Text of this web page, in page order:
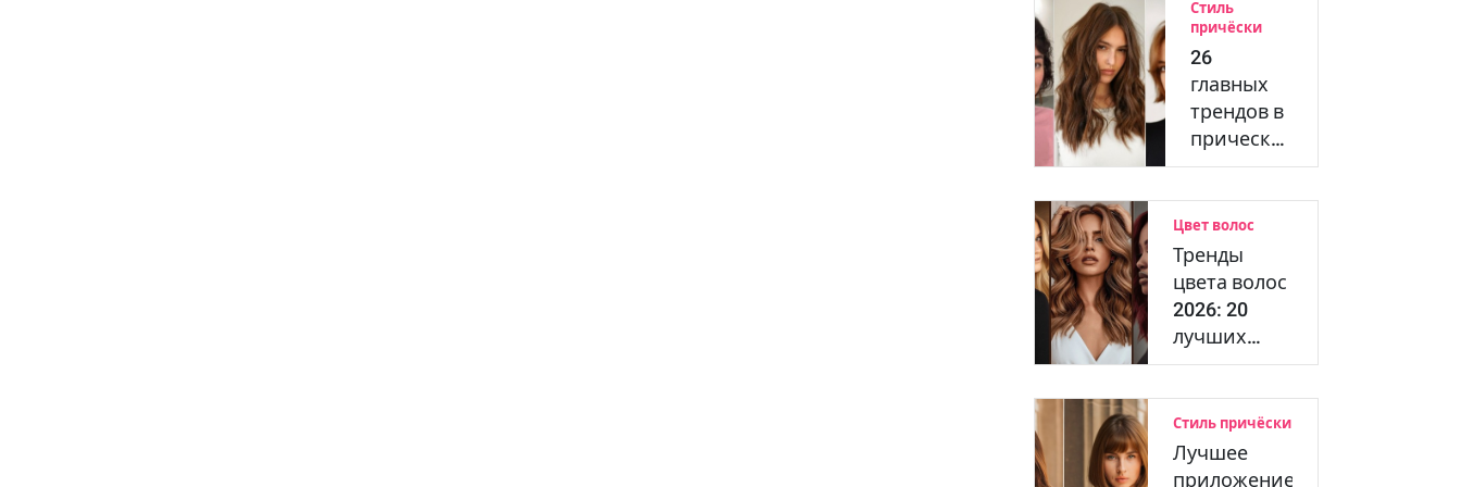
Стиль
причёски
26
главных
трендов в
прическах
2026 года:
шэ…
Цвет волос
Тренды
цвета волос
2026: 20
лучших
идей
Стиль причёски
Лучшее
приложение